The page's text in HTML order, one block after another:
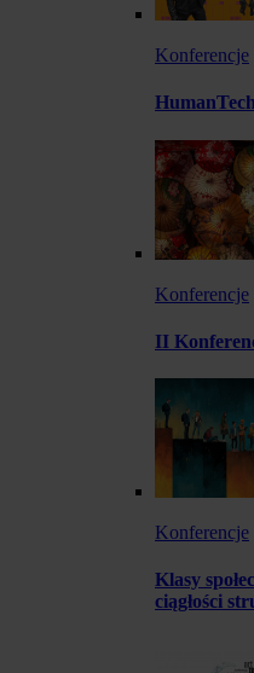
Konferencje
Konferencje
II
Konferencje
Klasy
ciągłości